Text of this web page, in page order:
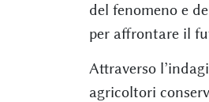
del fenomeno e
per affrontare il
Attraverso
agricoltori